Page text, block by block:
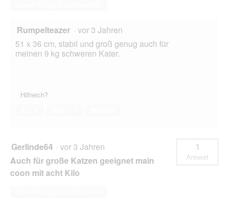
Rumpelteazer · vor 3 Jahren
51 x 36 cm, stabil und groß genug auch für
meinen 9 kg schweren Kater.
Hilfreich?
Gerlinde64 · vor 3 Jahren
Auch für große Katzen geeignet main
coon mit acht Kilo
1
Antwort